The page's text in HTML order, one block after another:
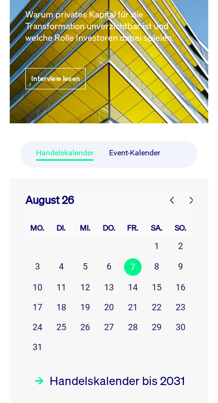
Warum privates Kapital für die
Transformation unverzichtbar ist und
welche Rolle Investoren dabei spielen.
Interview lesen
Handelskalender Event-Kalender
August 26
MO. DI. MI. DO. FR. SA. SO.
1
2
3
4 5 6 7 8 9
10 11 12 13 14 15
16
17
18 19 20 21 22
23
24
25 26 27 28 29
30
31
Handelskalender bis 2031